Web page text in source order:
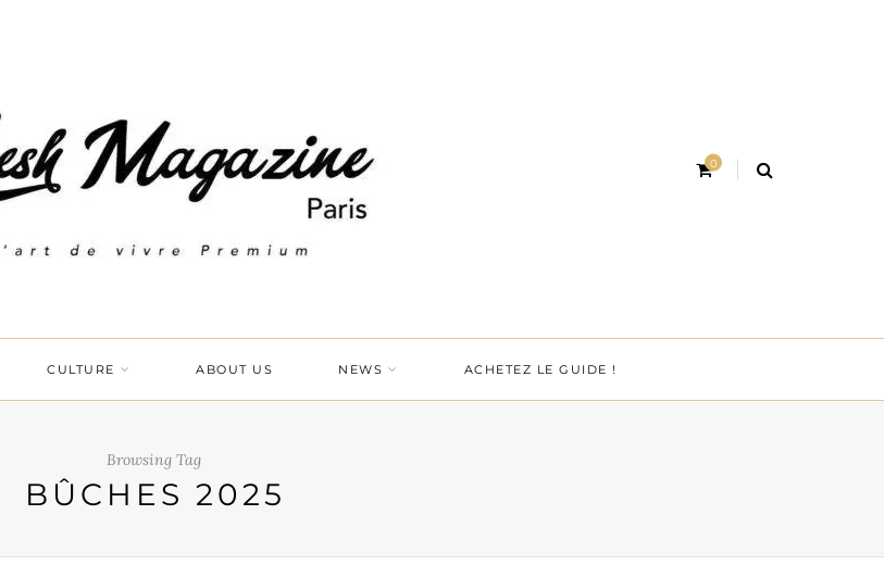
0
CULTURE ABOUT US NEWS ACHETEZ LE GUIDE !
Browsing Tag
BÛCHES 2025